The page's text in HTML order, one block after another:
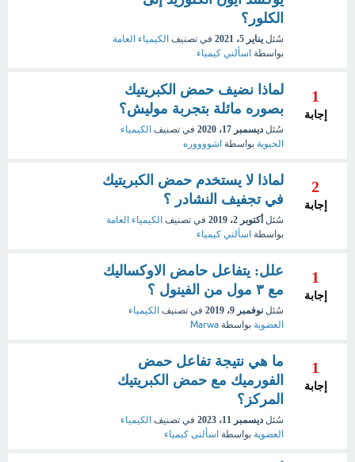
الكلور؟
سُئل يناير 5، 2021 في تصنيف الكيمياء العامة
بواسطة اسألني كيمياء
1
إجابة
لماذا نضيف حمض الكبريتيك
بصوره مائلة بتجربة موليش؟
سُئل ديسمبر 17، 2020 في تصنيف الكيمياء
الحيوية بواسطة اشووووره
2
إجابة
لماذا لا يستخدم حمض الكبريتيك
في تجفيف النشادر ؟
سُئل أكتوبر 2، 2019 في تصنيف الكيمياء العامة
بواسطة اسألني كيمياء
1
إجابة
علل: يتفاعل حامض الاوكساليك
مع ٣ مول من الفينول ؟
سُئل نوفمبر 9، 2019 في تصنيف الكيمياء
العضوية بواسطة Marwa
1
إجابة
ما هي نتيجة تفاعل حمض
الفورميك مع حمض الكبريتيك
المركز؟
سُئل ديسمبر 11، 2023 في تصنيف الكيمياء
العضوية بواسطة اسألنى كيمياء